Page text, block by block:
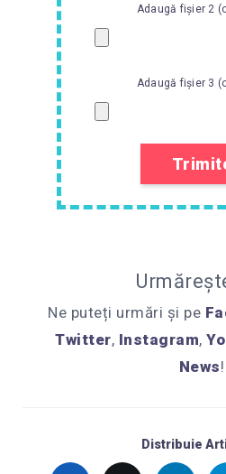
Adaugă fișier 2
Adaugă fișier 3
Ne puteți urmări și pe
Twitter, Instagram,
News!
Distribuie